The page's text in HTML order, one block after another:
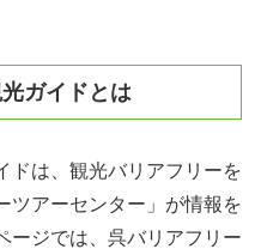
ガイドとは
ドは、観光バリアフリーを
ツアーセンター」が情報を
ージでは、呉バリアフリー